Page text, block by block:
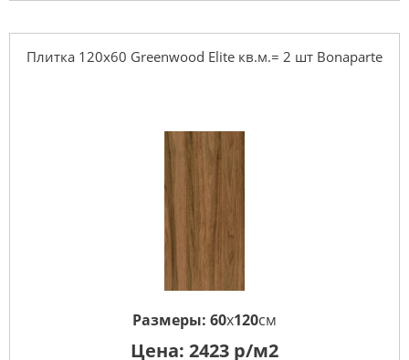
Плитка 120x60 Greenwood Elite кв.м.= 2 шт Bonaparte
Размеры: 60x120см
Цена: 2423 р/м2